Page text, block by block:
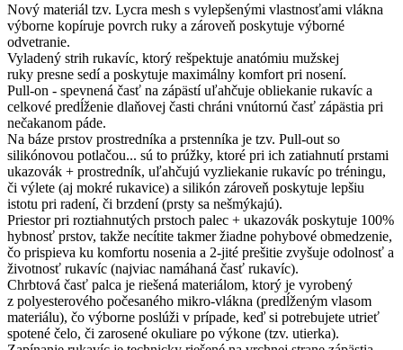
Nový materiál tzv. Lycra mesh s vylepšenými vlastnosťami vlákna
výborne kopíruje povrch ruky a zároveň poskytuje výborné
odvetranie.
Vyladený strih rukavíc, ktorý rešpektuje anatómiu mužskej
ruky presne sedí a poskytuje maximálny komfort pri nosení.
Pull-on - spevnená časť na zápästí uľahčuje obliekanie rukavíc a
celkové predĺženie dlaňovej časti chráni vnútornú časť zápästia pri
nečakanom páde.
Na báze prstov prostredníka a prstenníka je tzv. Pull-out so
silikónovou potlačou... sú to prúžky, ktoré pri ich zatiahnutí prstami
ukazovák + prostredník, uľahčujú vyzliekanie rukavíc po tréningu,
či výlete (aj mokré rukavice) a silikón zároveň poskytuje lepšiu
istotu pri radení, či brzdení (prsty sa nešmýkajú).
Priestor pri roztiahnutých prstoch palec + ukazovák poskytuje 100%
hybnosť prstov, takže necítite takmer žiadne pohybové obmedzenie,
čo prispieva ku komfortu nosenia a 2-jité prešitie zvyšuje odolnosť a
životnosť rukavíc (najviac namáhaná časť rukavíc).
Chrbtová časť palca je riešená materiálom, ktorý je vyrobený
z polyesterového počesaného mikro-vlákna (predĺženým vlasom
materiálu), čo výborne poslúži v prípade, keď si potrebujete utrieť
spotené čelo, či zarosené okuliare po výkone (tzv. utierka).